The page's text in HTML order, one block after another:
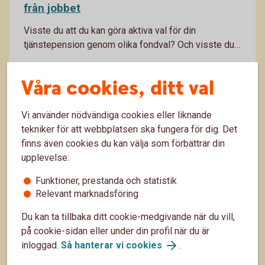
från jobbet
Visste du att du kan göra aktiva val för din
tjänstepension genom olika fondval? Och visste du
låta dem göra skillnad. Häng med – vi förklarar hur
du kan påverka ditt pensionssparande.
9 okt. 2025
Pension Sparande
Växla lön mot pensionssparande
Våra cookies, ditt val
Vi använder nödvändiga cookies eller liknande
tekniker för att webbplatsen ska fungera för dig. Det
finns även cookies du kan välja som förbättrar din
upplevelse:
Funktioner, prestanda och statistik
Relevant marknadsföring
Du kan ta tillbaka ditt cookie-medgivande när du vill,
på cookie-sidan eller under din profil när du är
inloggad. Så hanterar vi cookies .